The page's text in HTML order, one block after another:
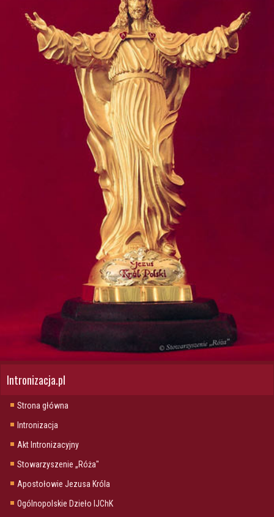
Intronizacja.pl
Strona główna
Intronizacja
Akt Intronizacyjny
Stowarzyszenie „Róża"
Apostołowie Jezusa Króla
Ogólnopolskie Dzieło IJChK